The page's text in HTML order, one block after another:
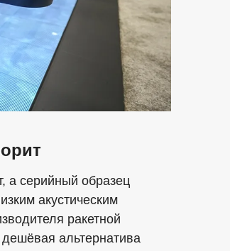
а серийный образец
акустическим
ракетной
альтернатива